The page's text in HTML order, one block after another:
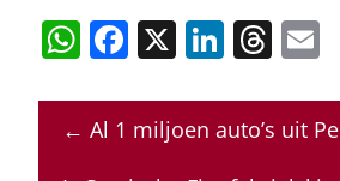
W
at
s
F
c
e
X Li
k
e
T
re
a
← Al 1 miljoen auto’s uit